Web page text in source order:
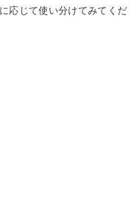
応じて使い分けてみてくだ